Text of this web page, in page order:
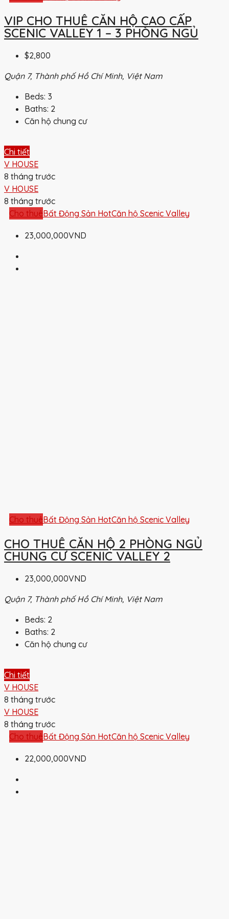
VIP CHO THUÊ CĂN HỘ CAO CẤP
SCENIC VALLEY 1 – 3 PHÒNG NGỦ
$2,800
Quận 7, Thành phố Hồ Chí Minh, Việt Nam
Beds: 3
Baths: 2
Căn hộ chung cư
Chi tiết
V HOUSE
8 tháng trước
V HOUSE
8 tháng trước
Cho thuêBất Động Sản HotCăn hộ Scenic Valley
23,000,000VND
Cho thuêBất Động Sản HotCăn hộ Scenic Valley
CHO THUÊ CĂN HỘ 2 PHÒNG NGỦ
CHUNG CƯ SCENIC VALLEY 2
23,000,000VND
Quận 7, Thành phố Hồ Chí Minh, Việt Nam
Beds: 2
Baths: 2
Căn hộ chung cư
Chi tiết
V HOUSE
8 tháng trước
V HOUSE
8 tháng trước
Cho thuêBất Động Sản HotCăn hộ Scenic Valley
22,000,000VND